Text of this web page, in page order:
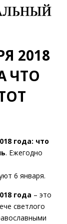
2018
ЧТО
года: что
. Ежегодно
6 января.
года – это
светлого